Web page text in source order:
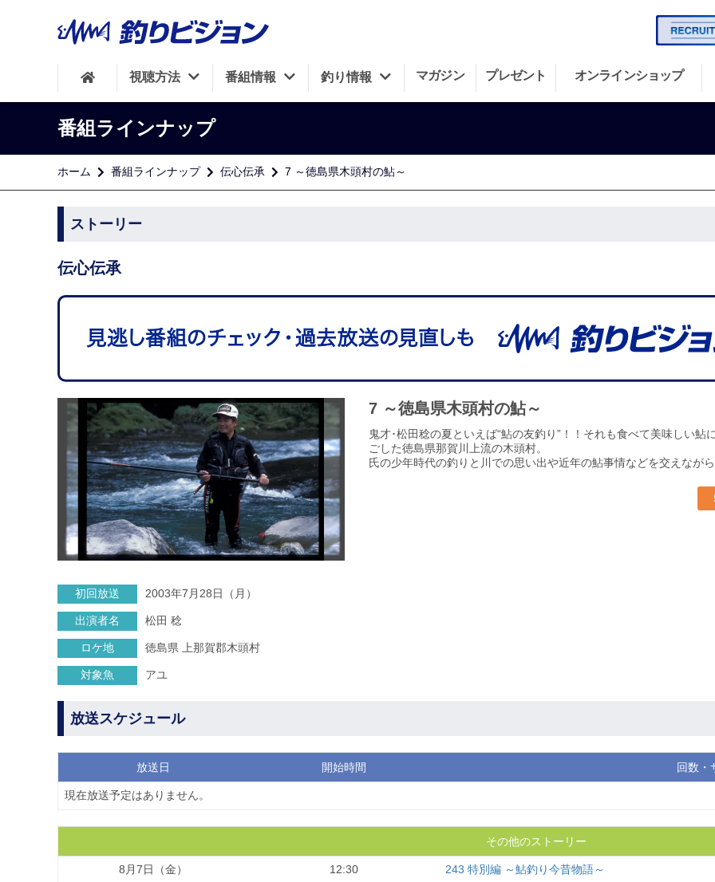
視聴方法 番組情報 釣り情報 マガジン プレゼント オンラインショップ
番組ラインナップ
ホーム 番組ラインナップ 伝心伝承 7 ～徳島県木頭村の鮎～
ストーリー
伝心伝承
7 ～徳島県木頭村の鮎～
鬼才･松田稔の夏といえば“鮎の友釣り”！！それも食べて美味しい
ごした徳島県那賀川上流の木頭村。
氏の少年時代の釣りと川での思い出や近年の鮎事情などを交えながら
初回放送 2003年7月28日（月）
出演者名 松田 稔
ロケ地 徳島県 上那賀郡木頭村
対象魚 アユ
放送スケジュール
放送日 開始時間 回数・
現在放送予定はありません。
その他のストーリー
8月7日（金） 12:30 243 特別編 ～鮎釣り今昔物語～